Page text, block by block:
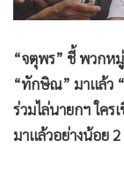
Infographic
การเมือง
ท่องเที่ยว
• กีฬา
ต่างประเทศ
“จตุพร” ชี้ พวกห
“ทักษิณ” มาแล้ว
ร่วมไล่นายกฯ ใค
มาแล้วอย่างน้อย 2